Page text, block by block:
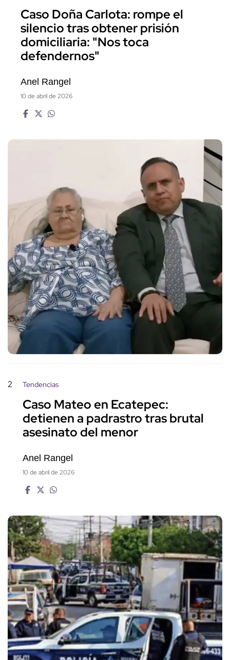
Caso Doña Carlota: rompe el
silencio tras obtener prisión
domiciliaria: "Nos toca
defendernos"
Anel Rangel
10 de abril de 2026
2 Tendencias
Caso Mateo en Ecatepec:
detienen a padrastro tras brutal
asesinato del menor
Anel Rangel
10 de abril de 2026